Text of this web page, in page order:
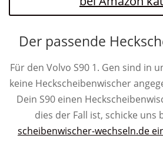
Der passende
Für den Volvo S90 1. Gen sind in
keine Heckscheibenwischer
Dein S90 einen
dies der Fall ist, schicke uns
scheibenwischer-wechseln.de